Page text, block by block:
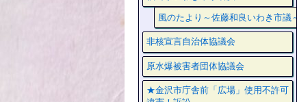
風のたより～佐藤和良いわき市議～
非核宣言自治体協議会
原水爆被害者団体協議会
★金沢市庁舎前「広場」使用不許可